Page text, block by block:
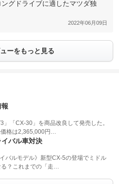
グドライブに適したマツダ独
2022年06月09日
ーをもっと見る
」「CX-30」を商品改良して発売した。
価格は2,365,000円…
バル車対決
イバルモデル》新型CX-5の登場でミドル
？これまでの「走…